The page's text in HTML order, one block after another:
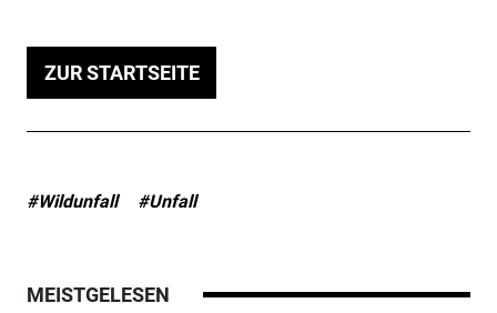
ZUR STARTSEITE
#Wildunfall #Unfall
MEISTGELESEN